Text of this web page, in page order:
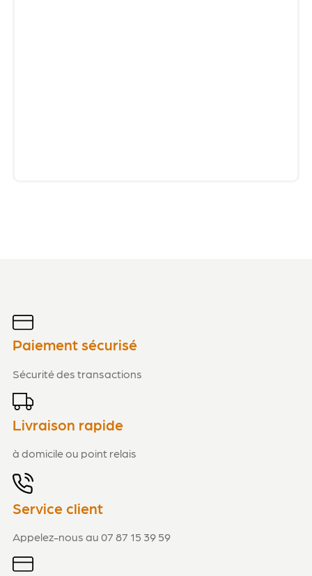
Paiement sécurisé
Sécurité des transactions
Livraison rapide
à domicile ou point relais
Service client
Appelez-nous au 07 87 15 39 59